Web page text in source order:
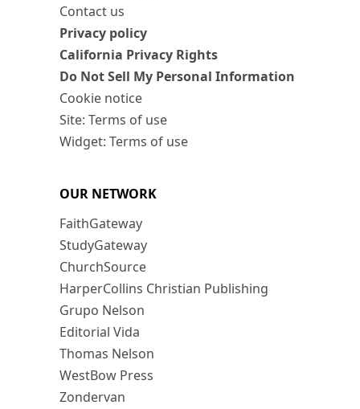
Contact us
Privacy policy
California Privacy Rights
Do Not Sell My Personal Information
Cookie notice
Site: Terms of use
Widget: Terms of use
OUR NETWORK
FaithGateway
StudyGateway
ChurchSource
HarperCollins Christian Publishing
Grupo Nelson
Editorial Vida
Thomas Nelson
WestBow Press
Zondervan